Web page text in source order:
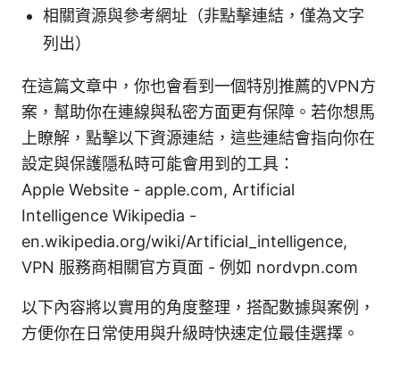
相關資源與參考網址（非點擊連結，僅為文字
列出）
在這篇文章中，你也會看到一個特別推薦的VPN方
案，幫助你在連線與私密方面更有保障。若你想馬
上瞭解，點擊以下資源連結，這些連結會指向你在
設定與保護隱私時可能會用到的工具：
Apple Website - apple.com, Artificial
Intelligence Wikipedia -
en.wikipedia.org/wiki/Artificial_intelligence,
VPN 服務商相關官方頁面 - 例如 nordvpn.com
以下內容將以實用的角度整理，搭配數據與案例，
方便你在日常使用與升級時快速定位最佳選擇。